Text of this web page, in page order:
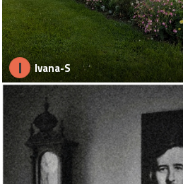
I Ivana-S